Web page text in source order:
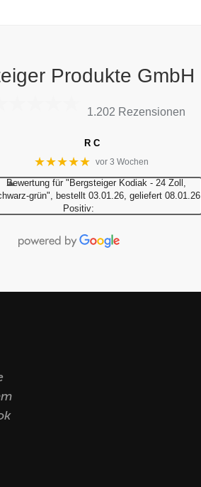
Produkte GmbH
1.202 Rezensionen
R C
★★★★★ vor 3 Wochen
Bewertung für "Bergsteiger Kodiak - 24 Zoll,
grün", bestellt 03.01.26, geliefert 08.01.26
Positiv: